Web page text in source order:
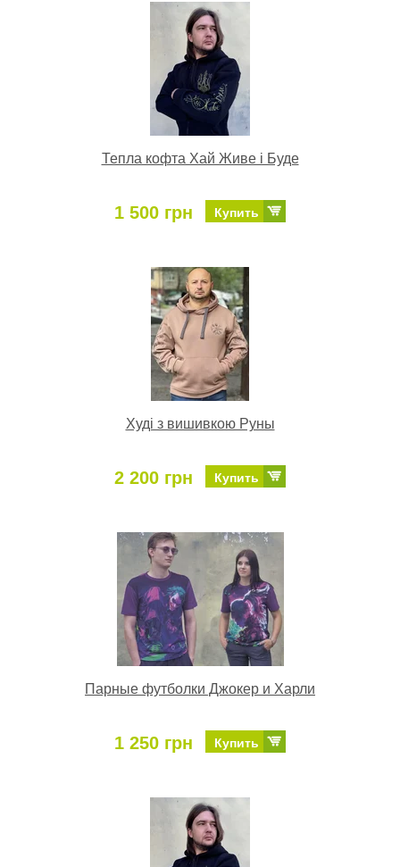
Тепла кофта Хай Живе і Буде
1 500 грн Купить
Худі з вишивкою Руны
2 200 грн Купить
Парные футболки Джокер и Харли
1 250 грн Купить